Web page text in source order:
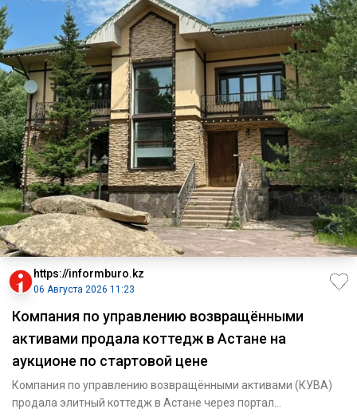
https://informburo.kz
06 Августа 2026 11:23
Компания по управлению возвращёнными
активами продала коттедж в Астане на
аукционе по стартовой цене
Компания по управлению возвращёнными активами (КУВА)
продала элитный коттедж в Астане через портал